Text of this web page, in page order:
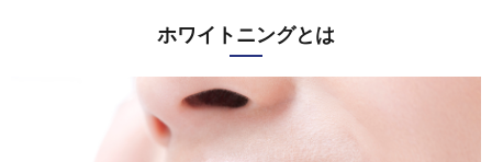
ホワイトニングとは